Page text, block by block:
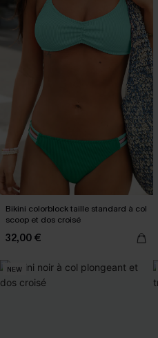
Bikini colorblock taille standard à col
scoop et dos croisé
32,00 €
NEW